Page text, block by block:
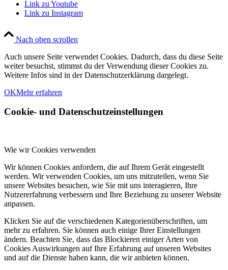
Link zu Youtube
Link zu Instagram
Nach oben scrollen
Auch unsere Seite verwendet Cookies. Dadurch, dass du diese Seite
weiter besuchst, stimmst du der Verwendung dieser Cookies zu.
Weitere Infos sind in der Datenschutzerklärung dargelegt.
OKMehr erfahren
Cookie- und Datenschutzeinstellungen
Wie wir Cookies verwenden
Wir können Cookies anfordern, die auf Ihrem Gerät eingestellt
werden. Wir verwenden Cookies, um uns mitzuteilen, wenn Sie
unsere Websites besuchen, wie Sie mit uns interagieren, Ihre
Nutzererfahrung verbessern und Ihre Beziehung zu unserer Website
anpassen.
Klicken Sie auf die verschiedenen Kategorienüberschriften, um
mehr zu erfahren. Sie können auch einige Ihrer Einstellungen
ändern. Beachten Sie, dass das Blockieren einiger Arten von
Cookies Auswirkungen auf Ihre Erfahrung auf unseren Websites
und auf die Dienste haben kann, die wir anbieten können.